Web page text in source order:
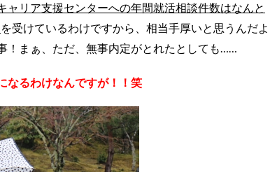
ャリア支援センターへの年間就活相談件数はなんと
を受けているわけですから、相当手厚いと思うんだよ
！まぁ、ただ、無事内定がとれたとしても……
なるわけなんですが！！笑